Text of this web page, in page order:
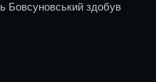
Бовсуновський здобув